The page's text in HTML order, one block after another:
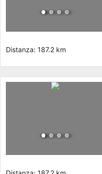
Distanza: 187.2 km